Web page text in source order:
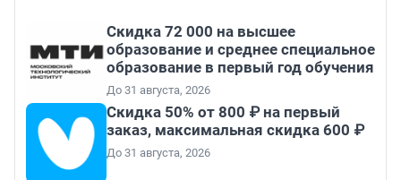
Скидка 72 000 на высшее
образование и среднее специальное
образование в первый год обучения
До 31 августа, 2026
Скидка 50% от 800 ₽ на первый
заказ, максимальная скидка 600 ₽
До 31 августа, 2026